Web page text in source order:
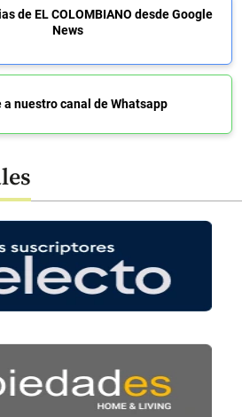
de EL COLOMBIANO desde Google
News
a nuestro canal de Whatsapp